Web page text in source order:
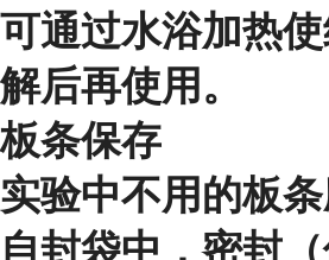
可通过水浴加热
解后再使用。
板条保存
实验中不用的板
自封袋中，密封（